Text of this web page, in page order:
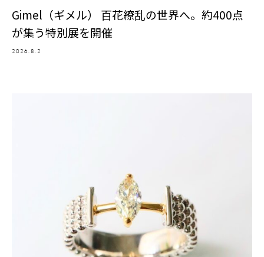
Gimel（ギメル） 百花繚乱の世界へ。約400点
が集う特別展を開催
2026.8.2